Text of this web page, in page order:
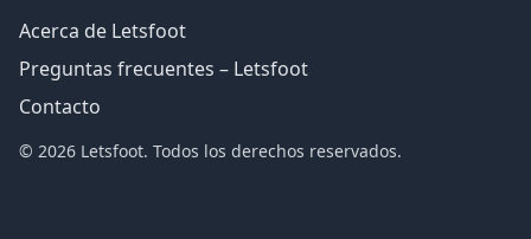
Acerca de Letsfoot
Preguntas frecuentes – Letsfoot
Contacto
© 2026 Letsfoot. Todos los derechos reservados.